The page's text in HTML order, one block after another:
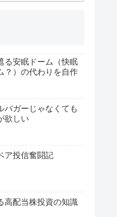
る安眠ドーム（快眠
？）の代わりを自作
バガーじゃなくても
欲しい
ア投信奮闘記
高配当株投資の知識